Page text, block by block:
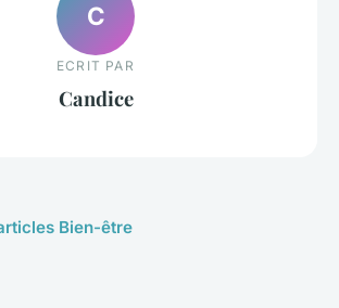
C
ECRIT PAR
Candice
Bien-être